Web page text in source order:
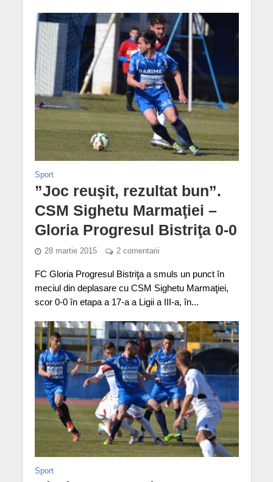
Sport
”Joc reuşit, rezultat bun”.
CSM Sighetu Marmaţiei –
Gloria Progresul Bistriţa 0-0
28 martie 2015 2 comentarii
FC Gloria Progresul Bistriţa a smuls un punct în
meciul din deplasare cu CSM Sighetu Marmaţiei,
scor 0-0 în etapa a 17-a a Ligii a III-a, în...
Sport